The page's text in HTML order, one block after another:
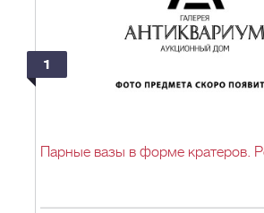
1
Парные вазы в форме кратеров.